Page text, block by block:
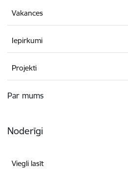
Vakances
Iepirkumi
Projekti
Par mums
Noderīgi
Viegli lasīt